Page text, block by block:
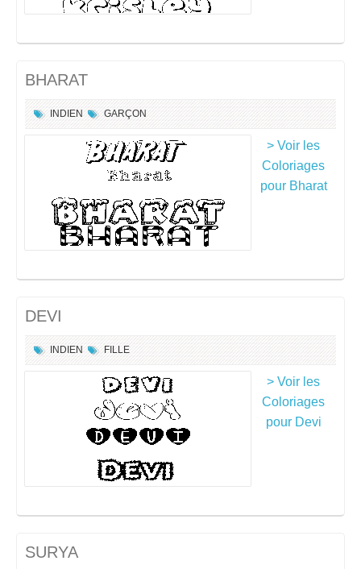
BHARAT
INDIEN GARÇON
> Voir les
Coloriages
pour Bharat
DEVI
INDIEN FILLE
> Voir les
Coloriages
pour Devi
SURYA